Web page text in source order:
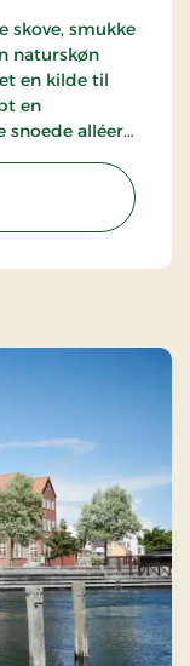
skove, smukke
naturskøn
en kilde til
en
snoede alléer,
Hotels -
Hillerød, Partner